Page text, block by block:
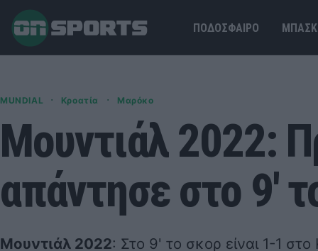
ΠΟΔΟΣΦΑΙΡΟ
MUNDIAL · Κροατία · Μαρόκο
Μουντιάλ 2022:
απάντησε στο 9'
Μουντιάλ 2022: Στο 9' το σκορ είναι 1-1